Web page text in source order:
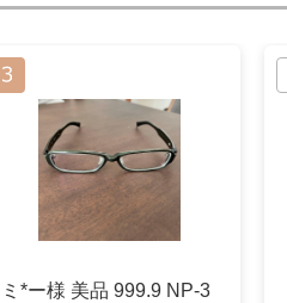
ミ*ー様 美品 999.9 NP-3